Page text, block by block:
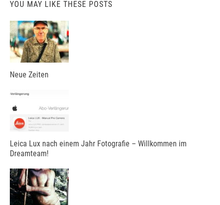
YOU MAY LIKE THESE POSTS
Neue Zeiten
Leica Lux nach einem Jahr Fotografie – Willkommen im
Dreamteam!